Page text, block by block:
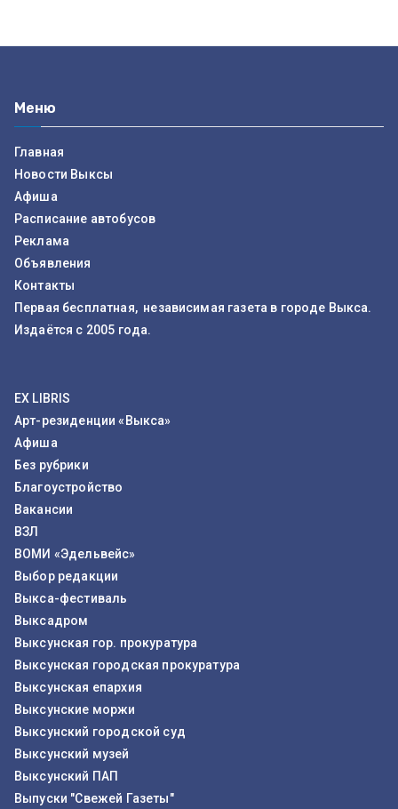
Меню
Главная
Новости Выксы
Афиша
Расписание автобусов
Реклама
Объявления
Контакты
Первая бесплатная, независимая газета в городе Выкса.
Издаётся с 2005 года.
EX LIBRIS
Арт-резиденции «Выкса»
Афиша
Без рубрики
Благоустройство
Вакансии
ВЗЛ
ВОМИ «Эдельвейс»
Выбор редакции
Выкса-фестиваль
Выксадром
Выксунская гор. прокуратура
Выксунская городская прокуратура
Выксунская епархия
Выксунские моржи
Выксунский городской суд
Выксунский музей
Выксунский ПАП
Выпуски "Свежей Газеты"